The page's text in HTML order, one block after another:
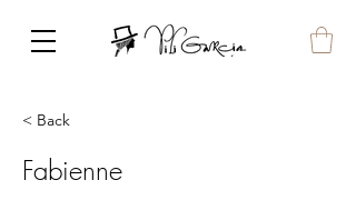
< Back
Fabienne